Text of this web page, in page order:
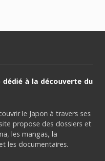
dédié à la découverte du
le Japon à travers ses
propose des dossiers et
les mangas, la
les documentaires.